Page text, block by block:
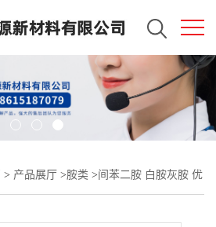
> 产品展厅 >胺类 >间苯二胺 白胺灰胺 优